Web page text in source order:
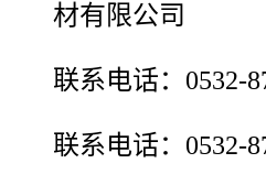
材有限公司
联系电话：0532-
联系电话：0532-